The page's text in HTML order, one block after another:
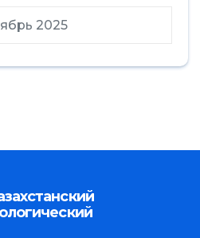
2025